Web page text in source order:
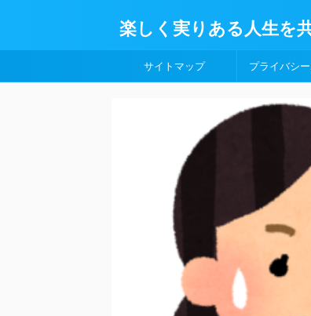
楽しく実りある人生を
サイトマップ プライバシ